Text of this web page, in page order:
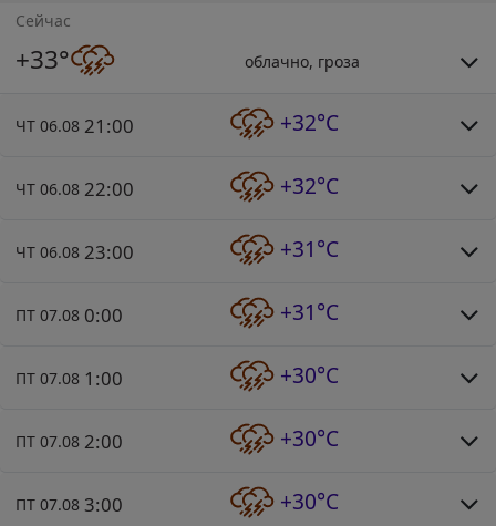
Сейчас
+33° облачно, гроза
ЧТ 06.08 21:00 +32°C
ЧТ 06.08 22:00 +32°C
ЧТ 06.08 23:00 +31°C
ПТ 07.08 0:00 +31°C
ПТ 07.08 1:00 +30°C
ПТ 07.08 2:00 +30°C
ПТ 07.08 3:00 +30°C